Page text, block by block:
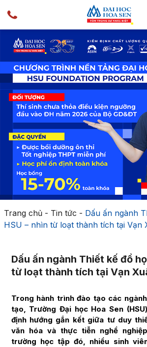
Trang chủ- Tin tức - Dấu ấn ngành
HSU – nhìn từ loạt thành tích tại Vạn
Dấu ấn ngành Thiết kế đồ
từ loạt thành tích tại Vạn
Trong hành trình đào tạo các
tạo, Trường Đại học Hoa Sen
định hướng gắn kết giữa tư duy
văn hóa và thực tiễn nghề
trường học tập đó, nhiều sinh